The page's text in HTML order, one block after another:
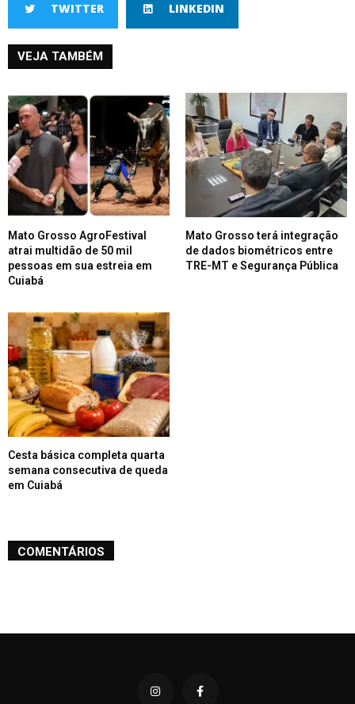
TWITTER LINKEDIN
VEJA TAMBÉM
Mato Grosso AgroFestival
atrai multidão de 50 mil
pessoas em sua estreia em
Cuiabá
Mato Grosso terá integração
de dados biométricos entre
TRE-MT e Segurança Pública
Cesta básica completa quarta
semana consecutiva de queda
em Cuiabá
COMENTÁRIOS